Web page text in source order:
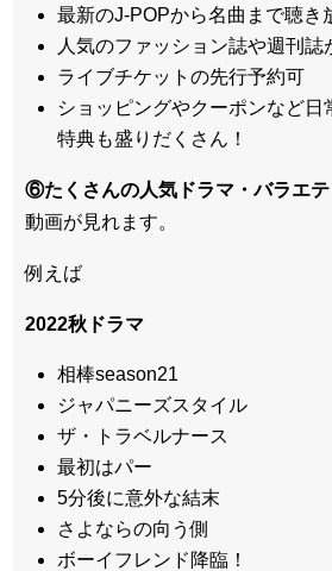
最新のJ-POPから名曲まで聴き
人気のファッション誌や週刊誌
ライブチケットの先行予約可
ショッピングやクーポンなど日
特典も盛りだくさん！
⑥たくさんの人気ドラマ・バラエ
動画が見れます。
例えば
2022秋ドラマ
相棒season21
ジャパニーズスタイル
ザ・トラベルナース
最初はパー
5分後に意外な結末
さよならの向う側
ボーイフレンド降臨！